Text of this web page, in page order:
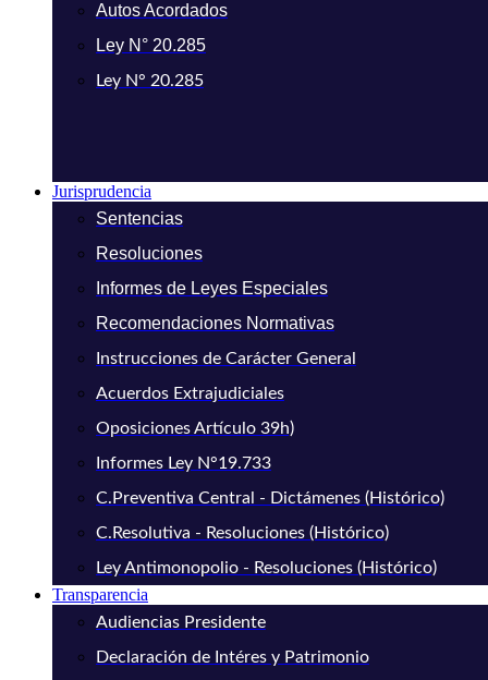
Autos Acordados
Ley N° 20.285
Ley N° 20.285
Jurisprudencia
Sentencias
Resoluciones
Informes de Leyes Especiales
Recomendaciones Normativas
Instrucciones de Carácter General
Acuerdos Extrajudiciales
Oposiciones Artículo 39h)
Informes Ley N°19.733
C.Preventiva Central - Dictámenes (Histórico)
C.Resolutiva - Resoluciones (Histórico)
Ley Antimonopolio - Resoluciones (Histórico)
Transparencia
Audiencias Presidente
Declaración de Intéres y Patrimonio